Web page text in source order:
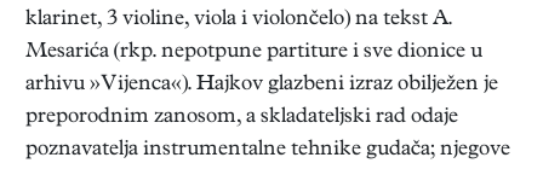
klarinet, 3 violine, viola i violončelo) na tekst A.
Mesarića (rkp. nepotpune partiture i sve dionice u
arhivu »Vijenca«). Hajkov glazbeni izraz obilježen je
preporodnim zanosom, a skladateljski rad odaje
poznavatelja instrumentalne tehnike gudača; njegove